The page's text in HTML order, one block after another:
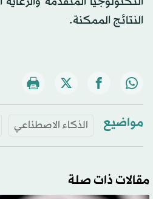
النتائج الممكنة.
مواضيع الذكاء الاصطناعي
مقالات ذات صلة